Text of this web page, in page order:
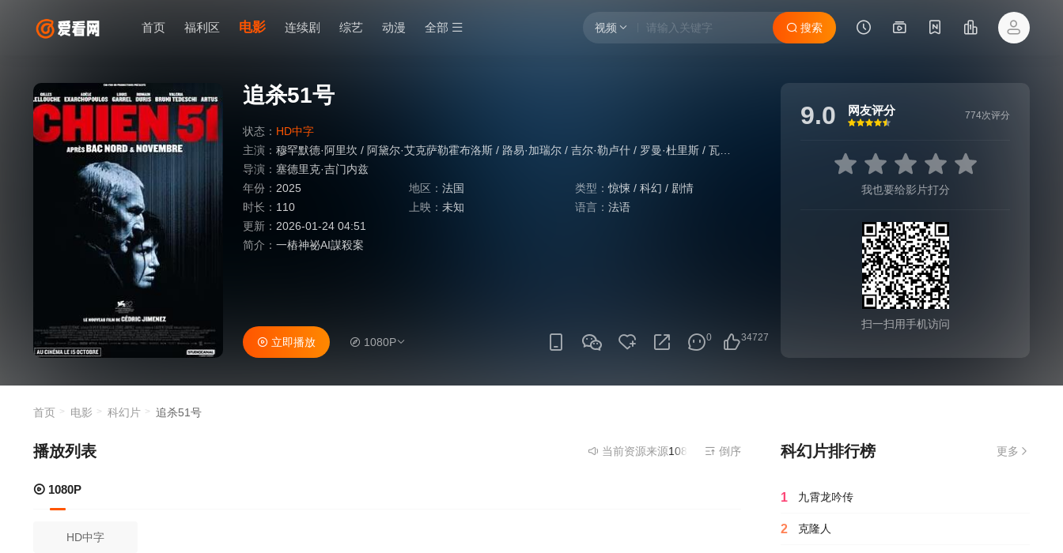
视频 搜索
首页 福利区 电影 连续剧 综艺 动漫 全部
追杀51号
状态： HD中字
主演： 穆罕默德·阿里坎 / 阿黛尔·艾克萨勒霍布洛斯 / 路易·加瑞尔 / 吉尔·勒卢什 / 罗曼·杜里斯 / 瓦莱丽亚·布鲁尼·泰德斯基
导演： 塞德里克·吉门内兹
年份： 2025 地区： 法国 类型：惊悚 / 科幻 / 剧情
时长： 110 上映： 未知 语言： 法语
更新： 2026-01-24 04:51
简介： 一樁神祕AI謀殺案
34727
0
立即播放 1080P
9.0 网友评分
很差
较差还行推荐力荐
774次评分
我也要给影片打分
扫一扫用手机访问
首页 电影 科幻片 追杀51号
播放列表 当前资源来源1080P- 在线播放,无需安装播放器
倒序
1080P
HD中字
科幻片排行榜 更多
1 九霄龙吟传
2 克隆人